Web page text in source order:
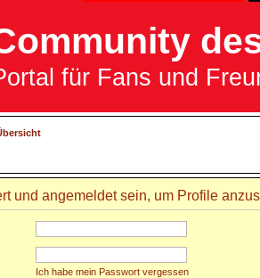
für Fans und
und angemeldet sein, um Profile
Ich habe mein Passwort vergessen